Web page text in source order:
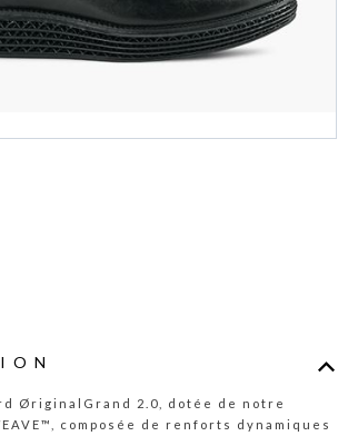
ØriginalGrand 2.0, dotée de notre
composée de renforts dynamiques